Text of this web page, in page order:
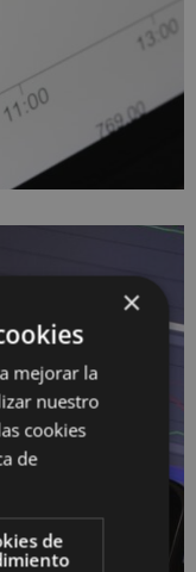
×
mejorar la
nuestro
cookies
de
de